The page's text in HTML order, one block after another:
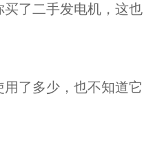
买了二手发电机，这也
了多少，也不知道它